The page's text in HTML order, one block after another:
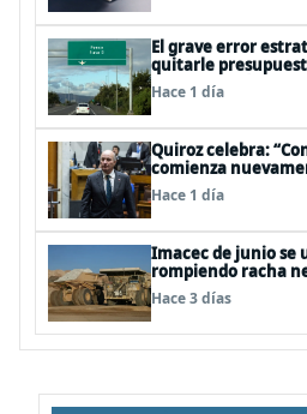
El grave error
quitarle
vial del Biobío
Hace 1 día
Quiroz celebra:
comienza
Hace 1 día
Imacec de junio se
rompiendo racha
expectativas
Hace 3 días